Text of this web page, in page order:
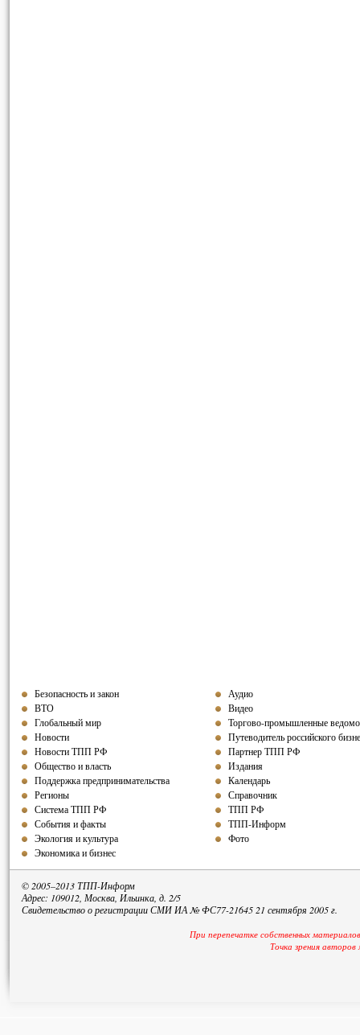
Безопасность и закон
ВТО
Глобальный мир
Новости
Новости ТПП РФ
Общество и власть
Поддержка предпринимательства
Регионы
Система ТПП РФ
События и факты
Экология и культура
Экономика и бизнес
Аудио
Видео
Торгово-промышленные
Путеводитель российского
Партнер ТППРФ
Издания
Календарь
Справочник
ТПП РФ
ТПП-Информ
Фото
© 2005–2013 ТПП-Информ
Адрес: 109012, Москва, Ильинка, д. 2/5
Свидетельство о регистрации СМИ ИА № ФС77-21645 21 сентября 2005 г.
При перепечатке собственных
Точка зрения